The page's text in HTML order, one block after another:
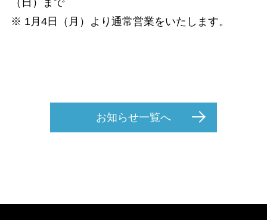
※ 1月4日（月）より通常営業をいたします。
お知らせ一覧へ